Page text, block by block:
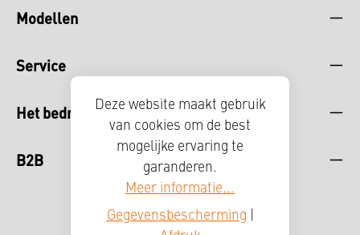
Modellen
Service
Het bedrijf
B2B
Deze website maakt gebruik
van cookies om de best
mogelijke ervaring te
garanderen.
Meer informatie...
Gegevensbescherming